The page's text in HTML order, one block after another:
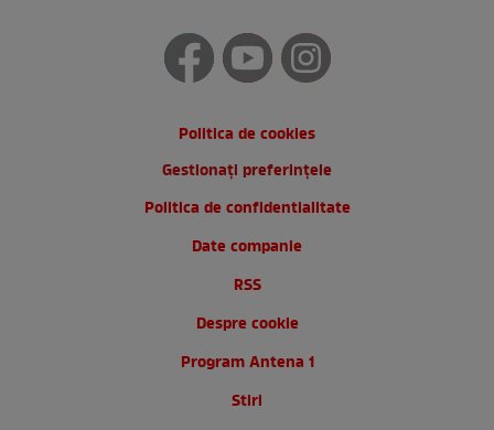
Politica de cookies
Gestionați preferințele
Politica de confidentialitate
Date companie
RSS
Despre cookie
Program Antena 1
Stiri